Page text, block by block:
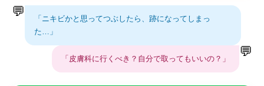
💬
「ニキビかと思ってつぶしたら、跡になってしまっ
た…」
💬
「皮膚科に行くべき？自分で取ってもいいの？」